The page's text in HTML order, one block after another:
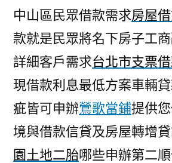
中山區民眾借款需求房屋
款就是民眾將名下房子工
詳細客戶需求台北市支票
現借款利息最低方案車輛
疵皆可申辦鶯歌當鋪提供
境與借款信貸及房屋轉增
園土地二胎哪些申辦第二